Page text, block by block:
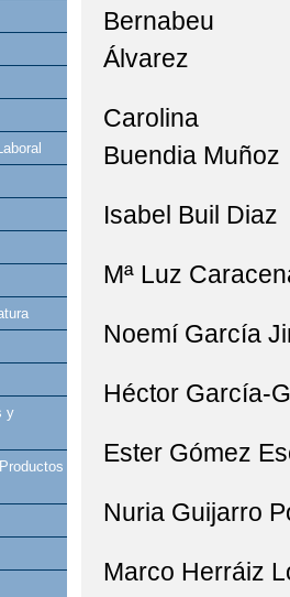
y
Bernabeu
Álvarez
Carolina
Buendia Muñoz
Isabel Buil Diaz
Mª Luz
Noemí García
Héctor García-
Ester Gómez
Nuria Guijarro
Marco Herráiz